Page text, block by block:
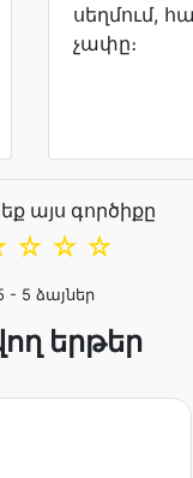
սեղմում,
չափը։
այս գործիքը
☆
☆
☆
- 5 ձայներ
երթեր